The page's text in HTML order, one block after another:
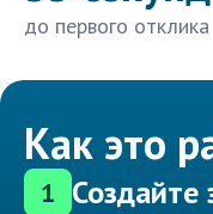
до первого отклика
Как это
1 Создайте